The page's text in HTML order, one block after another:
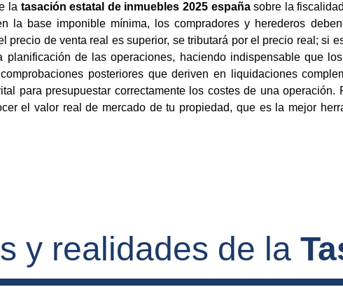
la tasación estatal de inmuebles 2025 españasobre la
la base imponible mínima, los compradores y herederos
precio de venta real es superior, se tributará por el precio real; si
planificación de las operaciones, haciendo indispensable que
posteriores que deriven en liquidaciones
para presupuestar correctamente los costes de una operación.
el valor real de mercado de tu propiedad, que es la mejor
y realidades de la